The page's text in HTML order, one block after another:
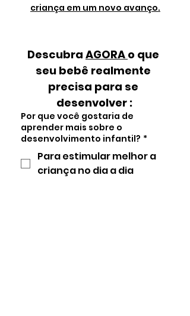
criança em um novo avanço.
Descubra AGORA o que
seu bebê realmente
precisa para se
desenvolver :
Por que você gostaria de
aprender mais sobre o
desenvolvimento infantil? *
Para estimular melhor a
criança no dia a dia